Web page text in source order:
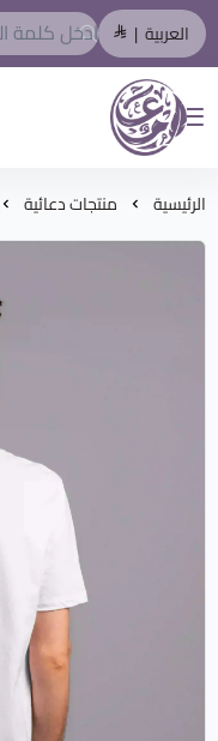
العربية |
المصمم العربي
الرئيسية منتجات دعائية